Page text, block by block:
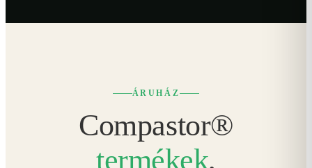
ÁRUHÁZ
Compastor®
termékek,